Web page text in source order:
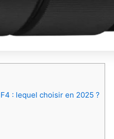
: lequel choisir en 2025 ?